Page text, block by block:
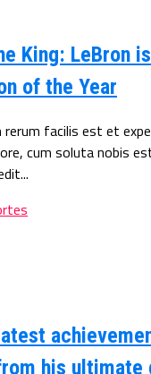
King: LeBron
of the Year
rerum facilis est et
cum soluta nobis
his ultimate